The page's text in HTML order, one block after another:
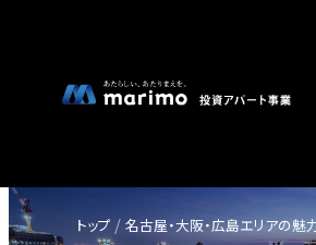
トップ 名古屋・大阪・広島エリアの魅